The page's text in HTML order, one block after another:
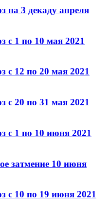
на 3 декаду апреля
с 1 по 10 мая 2021
с 12 по 20 мая 2021
с 20 по 31 мая 2021
с 1 по 10 июня 2021
затмение 10 июня
с 10 по 19 июня 2021